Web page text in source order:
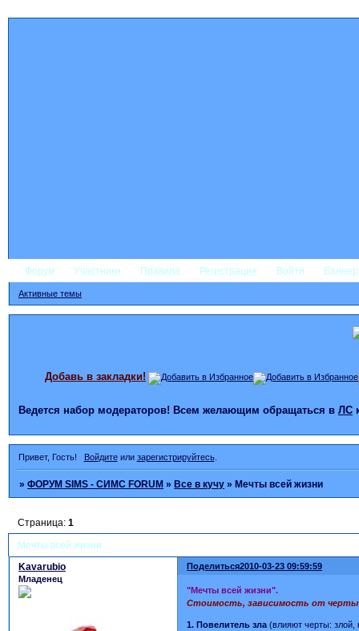
Форум Участники Правила Регистрация Войти
Активные темы
Добавь в закладки!
Ведется набор модераторов! Всем желающим обращаться в ЛС
Привет, Гость! Войдитеили зарегистрируйтесь.
»ФОРУМ SIMS - СИМС FORUM »Все в кучу »Мечты всей жизни
Мечты всей жизни
Страница:1
Поделиться2010-03-23 09:59:59
Kavarubio
Младенец
"Мечты всей жизни".
Стоимость, зависимость от черты
1. Повелитель зла (влияют черты: злой,